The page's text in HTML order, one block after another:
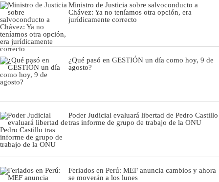
Ministro de Justicia sobre salvoconducto a
Chávez: Ya no teníamos otra opción, era
jurídicamente correcto
¿Qué pasó en GESTIÓN un día como hoy, 9 de
agosto?
Poder Judicial evaluará libertad de Pedro Castillo
tras informe de grupo de trabajo de la ONU
Feriados en Perú: MEF anuncia cambios y ahora
se moverán a los lunes